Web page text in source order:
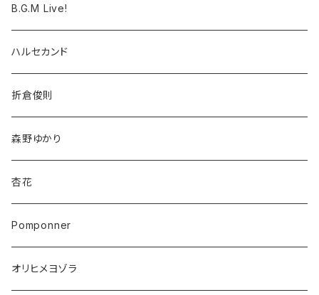
B.G.M Live!
ハルセカンド
折倉俊則
森野ゆかり
杏花
Pomponner
オリヒメヨゾラ